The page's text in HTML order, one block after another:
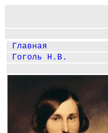
Главная
Гоголь Н.В.